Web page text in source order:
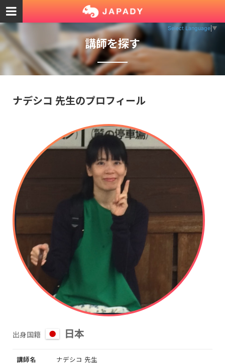
Select Language ▼
講師を探す
ナデシコ 先生のプロフィール
出身国籍 日本
講師名 ナデシコ 先生